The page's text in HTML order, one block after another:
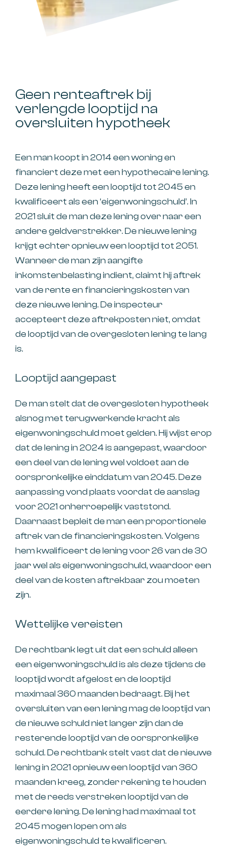
Geen renteaftrek bij
verlengde looptijd na
oversluiten hypotheek
Een man koopt in 2014 een woning en
financiert deze met een hypothecaire lening.
Deze lening heeft een looptijd tot 2045 en
kwalificeert als een ‘eigenwoningschuld’. In
2021 sluit de man deze lening over naar een
andere geldverstrekker. De nieuwe lening
krijgt echter opnieuw een looptijd tot 2051.
Wanneer de man zijn aangifte
inkomstenbelasting indient, claimt hij aftrek
van de rente en financieringskosten van
deze nieuwe lening. De inspecteur
accepteert deze aftrekposten niet, omdat
de looptijd van de overgesloten lening te lang
is.
Looptijd aangepast
De man stelt dat de overgesloten hypotheek
alsnog met terugwerkende kracht als
eigenwoningschuld moet gelden. Hij wijst erop
dat de lening in 2024 is aangepast, waardoor
een deel van de lening wel voldoet aan de
oorspronkelijke einddatum van 2045. Deze
aanpassing vond plaats voordat de aanslag
voor 2021 onherroepelijk vaststond.
Daarnaast bepleit de man een proportionele
aftrek van de financieringskosten. Volgens
hem kwalificeert de lening voor 26 van de 30
jaar wel als eigenwoningschuld, waardoor een
deel van de kosten aftrekbaar zou moeten
zijn.
Wettelijke vereisten
De rechtbank legt uit dat een schuld alleen
een eigenwoningschuld is als deze tijdens de
looptijd wordt afgelost en de looptijd
maximaal 360 maanden bedraagt. Bij het
oversluiten van een lening mag de looptijd van
de nieuwe schuld niet langer zijn dan de
resterende looptijd van de oorspronkelijke
schuld. De rechtbank stelt vast dat de nieuwe
lening in 2021 opnieuw een looptijd van 360
maanden kreeg, zonder rekening te houden
met de reeds verstreken looptijd van de
eerdere lening. De lening had maximaal tot
2045 mogen lopen om als
eigenwoningschuld te kwalificeren.